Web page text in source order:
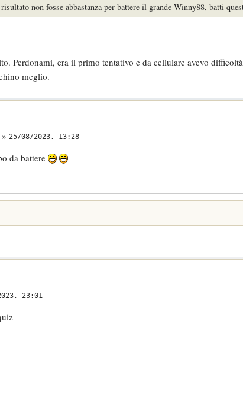
non fosse abbastanza per battere il grande Winny88, batti
Perdonami, era il primo tentativo e da cellulare avevo
meglio.
25/08/2023, 13:28
da battere
23:01